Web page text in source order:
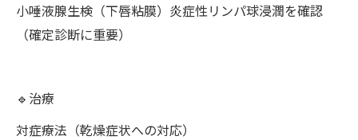
小唾液腺生検（下唇粘膜）炎症性リンパ球浸潤を確認
（確定診断に重要）
🔹治療
対症療法（乾燥症状への対応）